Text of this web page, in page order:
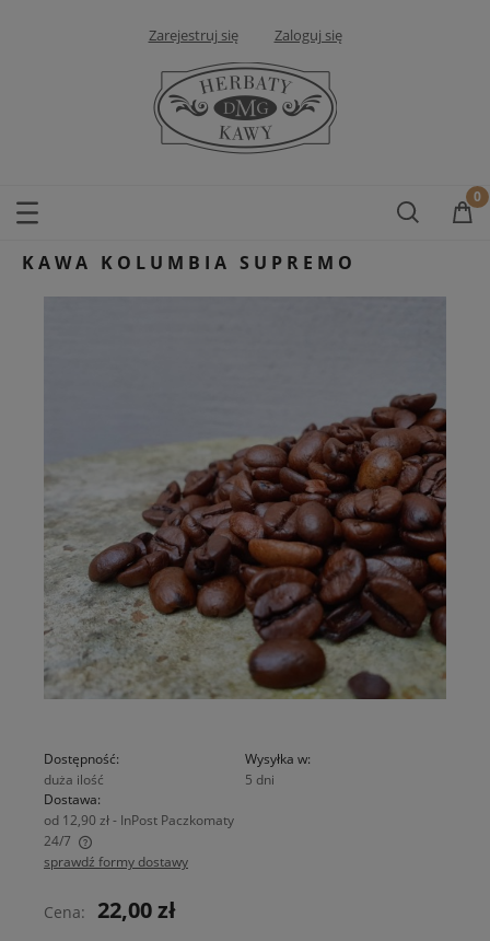
Zarejestruj się Zaloguj się
KAWA KOLUMBIA SUPREMO
Dostępność:
duża ilość
Wysyłka w:
5 dni
Dostawa:
od 12,90 zł- InPost Paczkomaty
24/7
Cena nie zawiera ewentualnych kosztów płatności
sprawdź formy dostawy
Cena: 22,00 zł